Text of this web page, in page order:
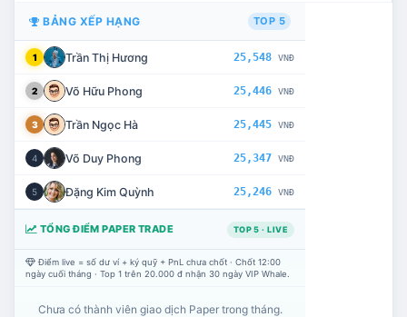
BẢNG XẾP HẠNG TOP 5
1 Trần Thị Hương 25,548 VNĐ
2 Võ Hữu Phong 25,446 VNĐ
3 Trần Ngọc Hà 25,445 VNĐ
4 Võ Duy Phong 25,347 VNĐ
5 Đặng Kim Quỳnh 25,246 VNĐ
TỔNG ĐIỂM PAPER TRADE TOP 5 · LIVE
Điểm live = số dư ví + ký quỹ + PnL chưa chốt · Chốt 12:00
ngày cuối tháng · Top 1 trên 20.000 đ nhận 30 ngày VIP Whale.
Chưa có thành viên giao dịch Paper trong tháng.